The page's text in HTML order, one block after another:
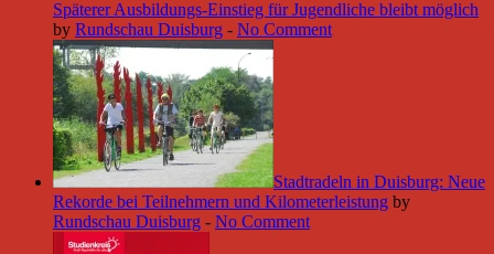
Späterer Ausbildungs-Einstieg für Jugendliche bleibt möglich
by Rundschau Duisburg - No Comment
Stadtradeln in Duisburg: Neue
Rekorde bei Teilnehmern und Kilometerleistung by
Rundschau Duisburg - No Comment